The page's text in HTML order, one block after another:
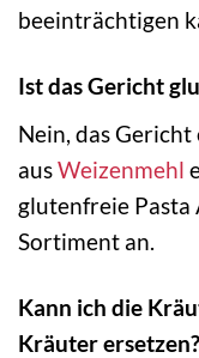
beeinträchtigen
Ist das Gericht
Nein, das
ausWeizenmehl
glutenfreie
Sortiment an.
Kann ich die
Kräuter ersetzen?